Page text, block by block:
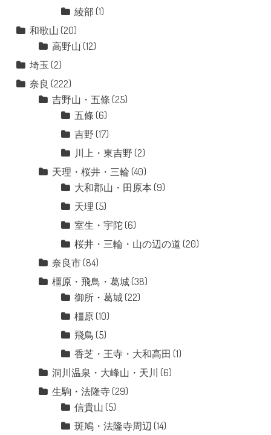
綾部 (1)
和歌山 (20)
高野山 (12)
埼玉 (2)
奈良 (222)
吉野山・五條 (25)
五條 (6)
吉野 (17)
川上・東吉野 (2)
天理・桜井・三輪 (40)
大和郡山・田原本 (9)
天理 (5)
室生・宇陀(6)
桜井・三輪・山の辺の道 (20)
奈良市(84)
橿原・飛鳥・葛城(38)
御所・葛城(22)
橿原(10)
飛鳥 (5)
香芝・王寺・大和高田 (1)
洞川温泉・大峰山・天川 (6)
生駒・法隆寺(29)
信貴山 (5)
斑鳩・法隆寺周辺 (14)